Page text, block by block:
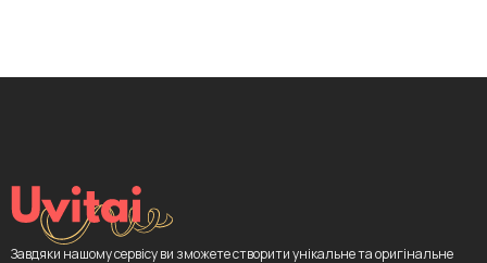
Завдяки нашому сервісу ви зможете створити унікальне та оригінальне